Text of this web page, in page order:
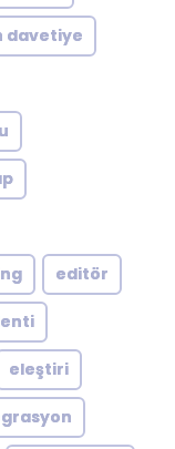
davetiye
editör
eleştiri